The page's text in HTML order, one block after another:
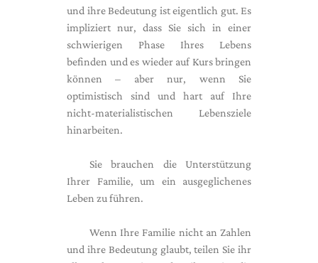
und ihre Bedeutung ist eigentlich gut. Es
impliziert nur, dass Sie sich in einer
schwierigen Phase Ihres Lebens
befinden und es wieder auf Kurs bringen
können – aber nur, wenn Sie
optimistisch sind und hart auf Ihre
nicht-materialistischen Lebensziele
hinarbeiten.
Sie brauchen die Unterstützung
Ihrer Familie, um ein ausgeglichenes
Leben zu führen.
Wenn Ihre Familie nicht an Zahlen
und ihre Bedeutung glaubt, teilen Sie ihr